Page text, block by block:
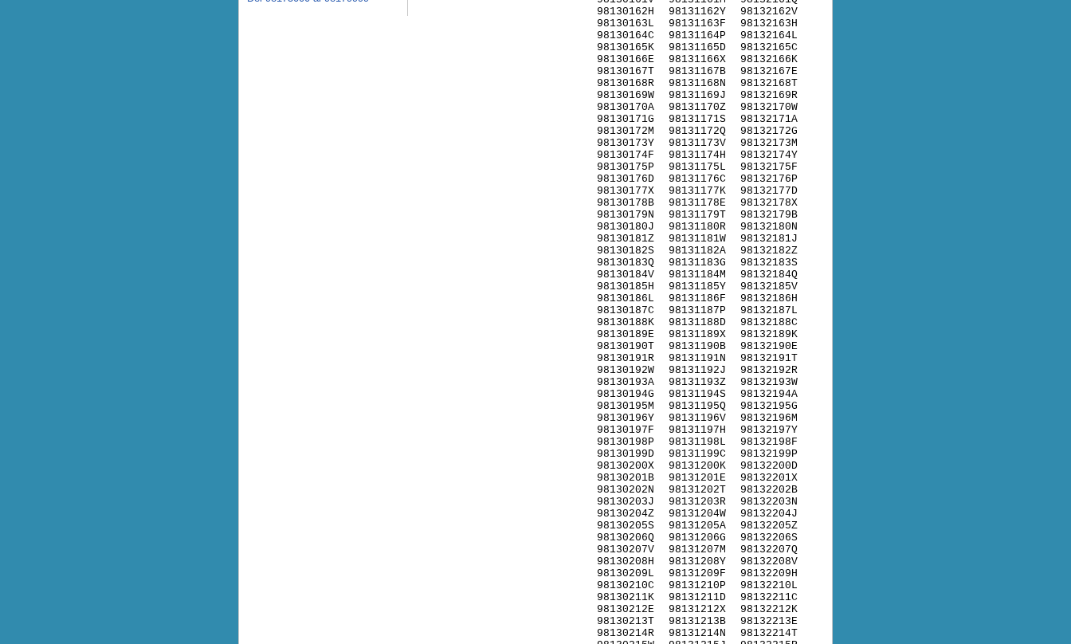
98130162H
98130163L
98130164C
98130165K
98130166E
98130167T
98130168R
98130169W
98130170A
98130171G
98130172M
98130173Y
98130174F
98130175P
98130176D
98130177X
98130178B
98130179N
98130180J
98130181Z
98130182S
98130183Q
98130184V
98130185H
98130186L
98130187C
98130188K
98130189E
98130190T
98130191R
98130192W
98130193A
98130194G
98130195M
98130196Y
98130197F
98130198P
98130199D
98130200X
98130201B
98130202N
98130203J
98130204Z
98130205S
98130206Q
98130207V
98130208H
98130209L
98130210C
98130211K
98130212E
98130213T
98130214R
98131162Y
98131163F
98131164P
98131165D
98131166X
98131167B
98131168N
98131169J
98131170Z
98131171S
98131172Q
98131173V
98131174H
98131175L
98131176C
98131177K
98131178E
98131179T
98131180R
98131181W
98131182A
98131183G
98131184M
98131185Y
98131186F
98131187P
98131188D
98131189X
98131190B
98131191N
98131192J
98131193Z
98131194S
98131195Q
98131196V
98131197H
98131198L
98131199C
98131200K
98131201E
98131202T
98131203R
98131204W
98131205A
98131206G
98131207M
98131208Y
98131209F
98131210P
98131211D
98131212X
98131213B
98131214N
98132162V
98132163H
98132164L
98132165C
98132166K
98132167E
98132168T
98132169R
98132170W
98132171A
98132172G
98132173M
98132174Y
98132175F
98132176P
98132177D
98132178X
98132179B
98132180N
98132181J
98132182Z
98132183S
98132184Q
98132185V
98132186H
98132187L
98132188C
98132189K
98132190E
98132191T
98132192R
98132193W
98132194A
98132195G
98132196M
98132197Y
98132198F
98132199P
98132200D
98132201X
98132202B
98132203N
98132204J
98132205Z
98132206S
98132207Q
98132208V
98132209H
98132210L
98132211C
98132212K
98132213E
98132214T